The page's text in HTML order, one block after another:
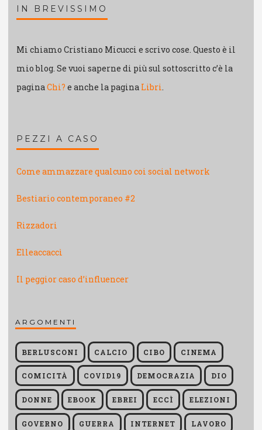
IN BREVISSIMO
Mi chiamo Cristiano Micucci e scrivo cose. Questo è il
mio blog. Se vuoi saperne di più sul sottoscritto c’è la
paginaChi? e anche la pagina Libri.
PEZZI A CASO
Come ammazzare qualcuno coi social network
Bestiario contemporaneo #2
Rizzadori
Elleaccaccì
Il peggior caso d’influencer
ARGOMENTI
BERLUSCONI CALCIO CIBO CINEMA
COMICITÀ COVID19 DEMOCRAZIA DIO
DONNE EBOOK EBREI ECCÌ ELEZIONI
GOVERNO GUERRA INTERNET LAVORO